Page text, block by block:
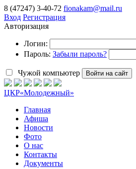
8 (47247) 3-40-72 fionakam@mail.ru
Вход Регистрация
Авторизация
Логин:
Пароль: Забыли пароль?
Чужой компьютер Войти на сайт
ЦКР«Молодежный»
Главная
Афиша
Новости
Фото
О нас
Контакты
Документы